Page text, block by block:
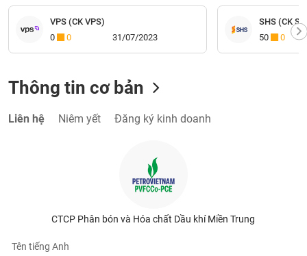
VPS (CK VPS)
0
0 31/07/2023
SHS (CK
50
0
Thông tin cơ bản
Liên hệ Niêm yết Đăng ký kinh doanh
CTCP Phân bón và Hóa chất Dầu khí Miền Trung
Tên tiếng Anh